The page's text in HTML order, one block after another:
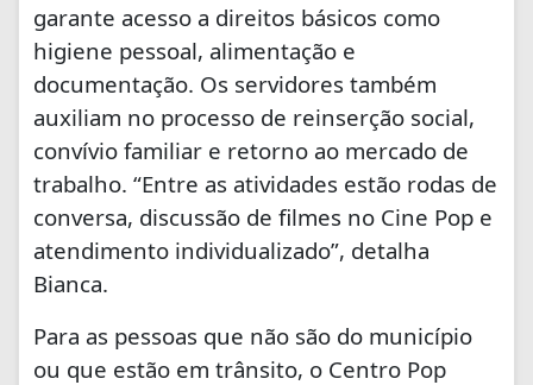
garante acesso a direitos básicos como
higiene pessoal, alimentação e
documentação. Os servidores também
auxiliam no processo de reinserção social,
convívio familiar e retorno ao mercado de
trabalho. “Entre as atividades estão rodas de
conversa, discussão de filmes no Cine Pop e
atendimento individualizado”, detalha
Bianca.
Para as pessoas que não são do município
ou que estão em trânsito, o Centro Pop